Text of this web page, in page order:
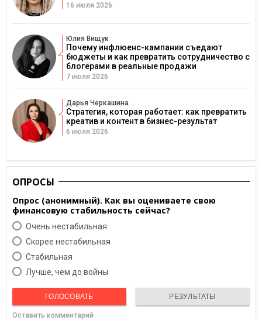
16 июля 2026
Юлия Вищук
Почему инфлюенс-кампании съедают
бюджеты и как превратить сотрудничество с
блогерами в реальные продажи
7 июля 2026
Дарья Черкашина
Стратегия, которая работает: как превратить
креатив и контент в бизнес-результат
6 июля 2026
ОПРОСЫ
Опрос (анонимный). Как вы оцениваете свою
финансовую стабильность сейчас?
Очень нестабильная
Скорее нестабильная
Cтабильная
Лучше, чем до войны
ГОЛОСОВАТЬ РЕЗУЛЬТАТЫ
Оставить комментарий